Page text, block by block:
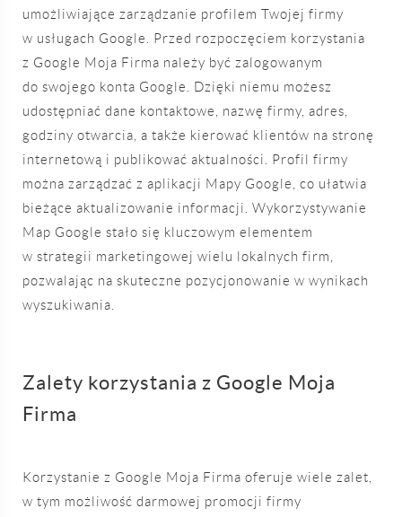
umożliwiające zarządzanie profilem Twojej firmy
w usługach Google. Przed rozpoczęciem korzystania
z Google Moja Firma należy być zalogowanym
do swojego konta Google. Dzięki niemu możesz
udostępniać dane kontaktowe, nazwę firmy, adres,
godziny otwarcia, a także kierować klientów na stronę
internetową i publikować aktualności. Profil firmy
można zarządzać z aplikacji Mapy Google, co ułatwia
bieżące aktualizowanie informacji. Wykorzystywanie
Map Google stało się kluczowym elementem
w strategii marketingowej wielu lokalnych firm,
pozwalając na skuteczne pozycjonowanie w wynikach
wyszukiwania.
Zalety korzystania z Google Moja
Firma
Korzystanie z Google Moja Firma oferuje wiele zalet,
w tym możliwość darmowej promocji firmy